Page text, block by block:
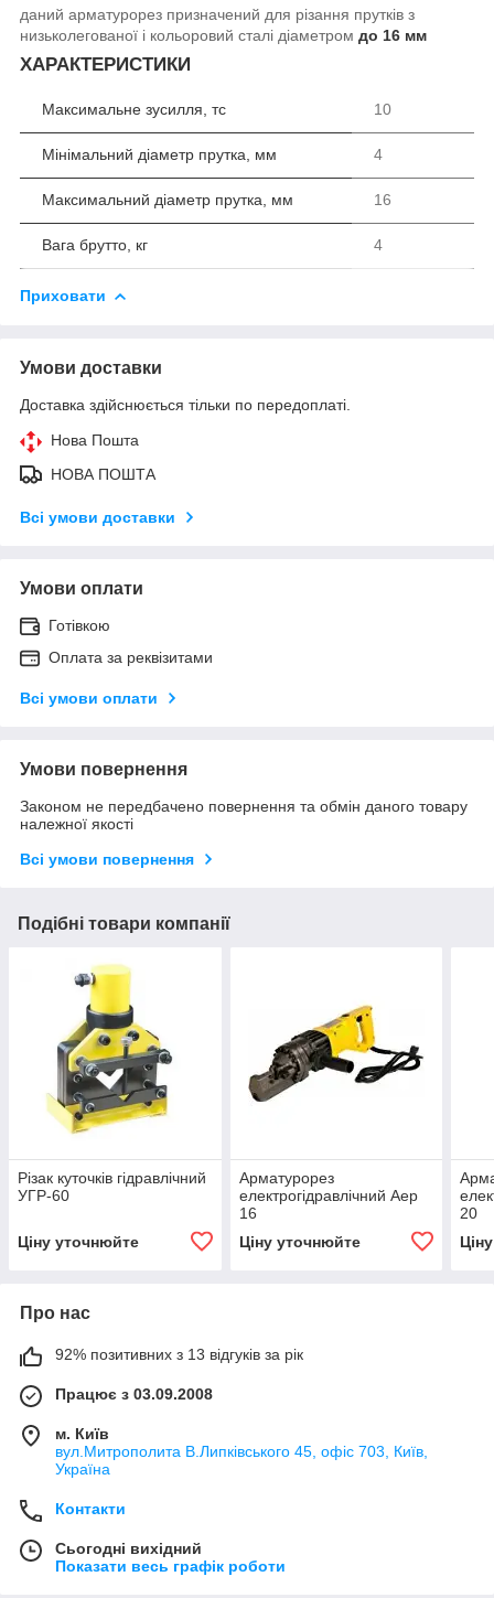
даний арматурорез призначений для різання прутків з
низьколегованої і кольоровий сталі діаметром до 16 мм
ХАРАКТЕРИСТИКИ
Максимальне зусилля, тс 10
Мінімальний діаметр прутка, мм 4
Максимальний діаметр прутка, мм 16
Вага брутто, кг 4
Приховати
Умови доставки
Доставка здійснюється тільки по передоплаті.
Нова Пошта
НОВА ПОШТА
Всі умови доставки
Умови оплати
Готівкою
Оплата за реквізитами
Всі умови оплати
Умови повернення
Законом не передбачено повернення та обмін даного товару
належної якості
Всі умови повернення
Подібні товари компанії
Різак куточків гідравлічний
УГР-60
Ціну уточнюйте
Арматурорез
електрогідравлічний Аер
16
Ціну уточнюйте
20
Про нас
92% позитивних з 13 відгуків за рік
Працює з 03.09.2008
м. Київ
вул.Митрополита В.Липківського 45, офіс 703, Київ,
Україна
Контакти
Сьогодні вихідний
Показати весь графік роботи